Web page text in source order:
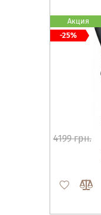
4199 грн.
Акция
-25%